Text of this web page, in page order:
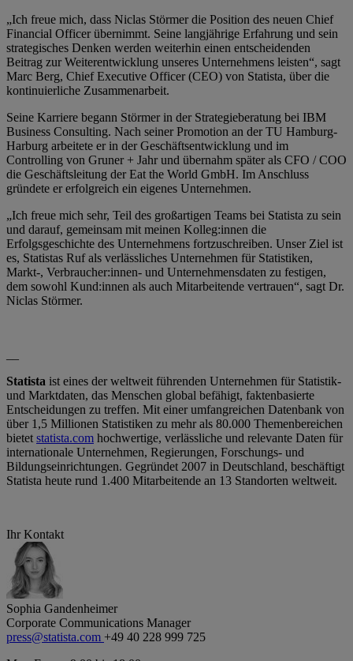
„Ich freue mich, dass Niclas Störmer die Position des neuen Chief
Financial Officer übernimmt. Seine langjährige Erfahrung und sein
strategisches Denken werden weiterhin einen entscheidenden
Beitrag zur Weiterentwicklung unseres Unternehmens leisten“, sagt
Marc Berg, Chief Executive Officer (CEO) von Statista, über die
kontinuierliche Zusammenarbeit.
Seine Karriere begann Störmer in der Strategieberatung bei IBM
Business Consulting. Nach seiner Promotion an der TU Hamburg-
Harburg arbeitete er in der Geschäftsentwicklung und im
Controlling von Gruner + Jahr und übernahm später als CFO / COO
die Geschäftsleitung der Eat the World GmbH. Im Anschluss
gründete er erfolgreich ein eigenes Unternehmen.
„Ich freue mich sehr, Teil des großartigen Teams bei Statista zu sein
und darauf, gemeinsam mit meinen Kolleg:innen die
Erfolgsgeschichte des Unternehmens fortzuschreiben. Unser Ziel ist
es, Statistas Ruf als verlässliches Unternehmen für Statistiken,
Markt-, Verbraucher:innen- und Unternehmensdaten zu festigen,
dem sowohl Kund:innen als auch Mitarbeitende vertrauen“, sagt Dr.
Niclas Störmer.
Statista ist eines der weltweit führenden Unternehmen für Statistik-
und Marktdaten, das Menschen global befähigt, faktenbasierte
Entscheidungen zu treffen. Mit einer umfangreichen Datenbank von
über 1,5 Millionen Statistiken zu mehr als 80.000 Themenbereichen
bietet statista.com hochwertige, verlässliche und relevante Daten für
internationale Unternehmen, Regierungen, Forschungs- und
Bildungseinrichtungen. Gegründet 2007 in Deutschland, beschäftigt
Statista heute rund 1.400 Mitarbeitende an 13 Standorten weltweit.
Ihr Kontakt
Sophia Gandenheimer
Corporate Communications Manager
press@statista.com +49 40 228 999 725